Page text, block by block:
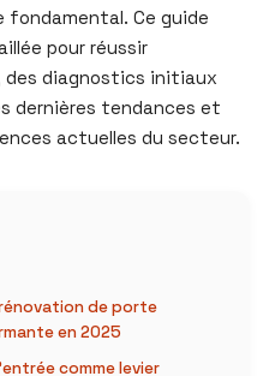
fondamental. Ce guide
pour réussir
diagnostics initiaux
dernières tendances et
actuelles du secteur.
de porte
en 2025
comme levier